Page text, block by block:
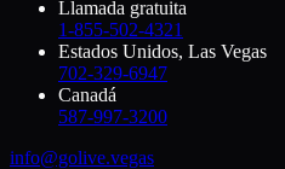
Llamada gratuita
1-855-502-4321
Estados Unidos, Las Vegas
702-329-6947
Canadá
587-997-3200
info@golive.vegas